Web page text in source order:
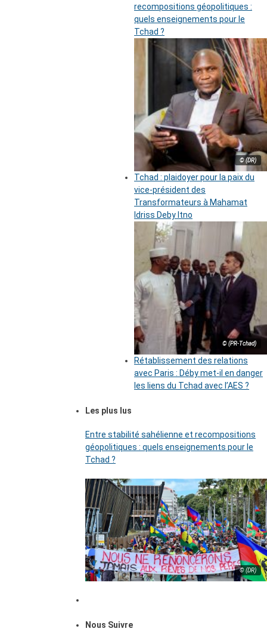
recompositions géopolitiques :
quels enseignements pour le
Tchad ?
© (DR)
Tchad : plaidoyer pour la paix du
vice-président des
Transformateurs à Mahamat
Idriss Deby Itno
© (PR-Tchad)
Rétablissement des relations
avec Paris : Déby met-il en danger
les liens du Tchad avec l’AES ?
Les plus lus
Entre stabilité sahélienne et recompositions
géopolitiques : quels enseignements pour le
Tchad ?
© (DR)
Nous Suivre